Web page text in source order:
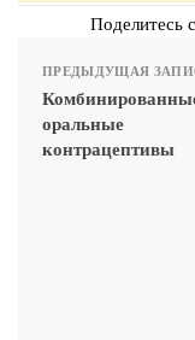
Поделитесь
ПРЕДЫДУЩАЯ
оральные
контрацептивы